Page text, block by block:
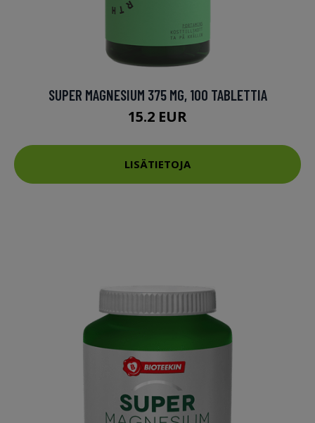
SUPER MAGNESIUM 375 MG, 100 TABLETTIA
15.2 EUR
LISÄTIETOJA